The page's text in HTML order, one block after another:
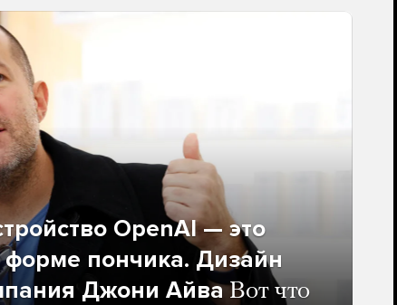
OpenAI — это
форме пончика. Дизайн
Джони Айва Вот что